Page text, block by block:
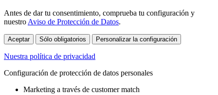
Antes de dar tu consentimiento, comprueba tu configuración y
nuestro Aviso de Protección de Datos.
Aceptar Sólo obligatorios Personalizar la configuración
Nuestra política de privacidad
Configuración de protección de datos personales
Marketing a través de customer match